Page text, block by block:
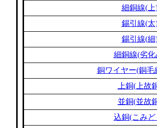
細銅線(上
錫引線(太
錫引線(細
細銅線(劣化
銅ワイヤー(銅毛
上銅(上故
並銅(並故
込銅(こみど